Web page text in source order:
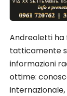
Andreoletti ha
tatticamente si
informazioni
ottime: